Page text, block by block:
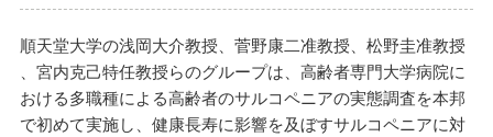
順天堂大学の浅岡大介教授、菅野康二准教授、松野圭准教授
、宮内克己特任教授らのグループは、高齢者専門大学病院に
おける多職種による高齢者のサルコペニアの実態調査を本邦
で初めて実施し、健康長寿に影響を及ぼすサルコペニアに対